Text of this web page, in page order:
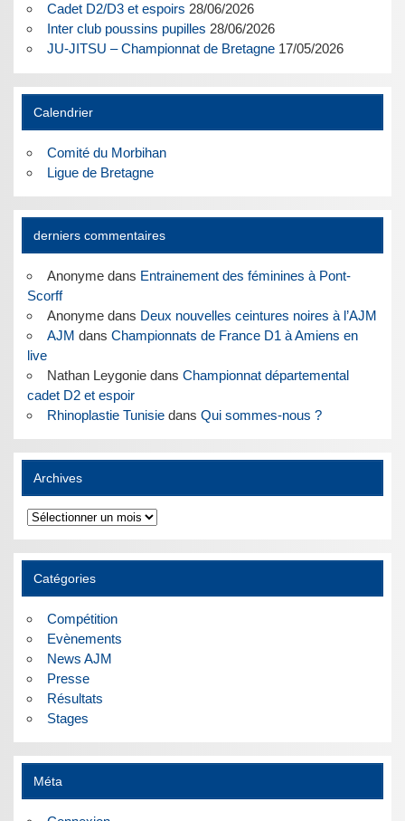
Cadet D2/D3 et espoirs 28/06/2026
Inter club poussins pupilles 28/06/2026
JU-JITSU – Championnat de Bretagne 17/05/2026
Calendrier
Comité du Morbihan
Ligue de Bretagne
derniers commentaires
Anonymedans Entrainement des féminines à Pont-
Scorff
Anonymedans Deux nouvelles ceintures noires à l’AJM
AJM dans Championnats de France D1 à Amiens en
live
Nathan Leygoniedans Championnat départemental
cadet D2 et espoir
Rhinoplastie Tunisiedans Qui sommes-nous ?
Archives
Archives
Catégories
Compétition
Evènements
News AJM
Presse
Résultats
Stages
Méta